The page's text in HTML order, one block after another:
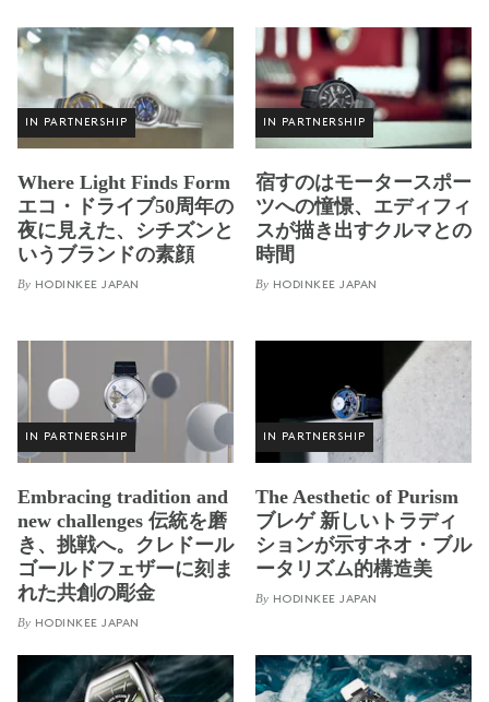
IN PARTNERSHIP
Where Light Finds Form
エコ・ドライブ50周年の
夜に見えた、シチズンと
いうブランドの素顔
By HODINKEE JAPAN
IN PARTNERSHIP
宿すのはモータースポー
ツへの憧憬、エディフィ
スが描き出すクルマとの
時間
By HODINKEE JAPAN
IN PARTNERSHIP
Embracing tradition and
new challenges 伝統を磨
き、挑戦へ。クレドール
ゴールドフェザーに刻ま
れた共創の彫金
By HODINKEE JAPAN
IN PARTNERSHIP
The Aesthetic of Purism
ブレゲ 新しいトラディ
ションが示すネオ・ブル
ータリズム的構造美
By HODINKEE JAPAN